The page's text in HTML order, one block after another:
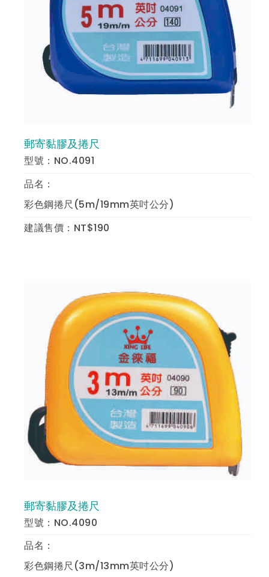
郵寄黏膠及捲尺
型號：NO.4091
品名：
彩色鋼捲尺(5m/19mm英吋公分)
建議售價：NT$190
郵寄黏膠及捲尺
型號：NO.4090
品名：
彩色鋼捲尺(3m/13mm英吋公分)